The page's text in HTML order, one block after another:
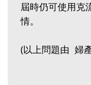
屆時仍可使用克
情。
(以上問題由 婦